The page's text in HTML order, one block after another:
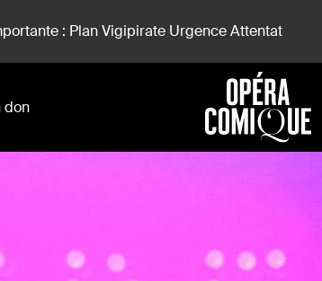
: Plan Vigipirate Urgence Attentat
don